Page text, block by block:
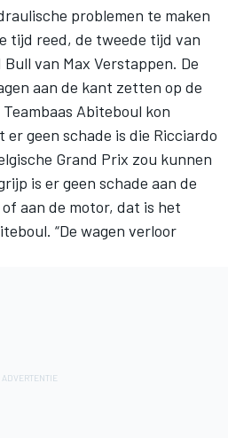
problemen te maken
tijd reed, de tweede tijd van
van Max Verstappen. De
aan de kant zetten op de
Abiteboul kon
geen schade is die Ricciardo
Grand Prix zou kunnen
is er geen schade aan de
aan de motor, dat is het
“De wagen verloor